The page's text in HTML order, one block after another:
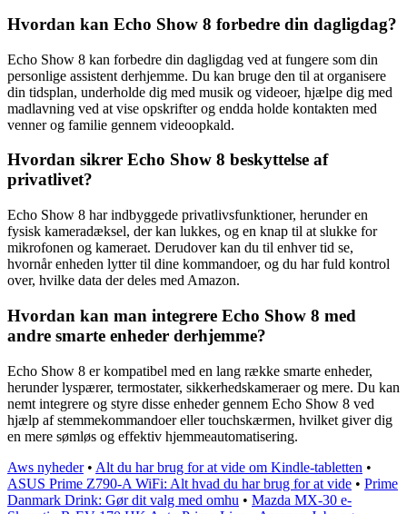
Hvordan kan Echo Show 8 forbedre din dagligdag?
Echo Show 8 kan forbedre din dagligdag ved at fungere som din
personlige assistent derhjemme. Du kan bruge den til at organisere
din tidsplan, underholde dig med musik og videoer, hjælpe dig med
madlavning ved at vise opskrifter og endda holde kontakten med
venner og familie gennem videoopkald.
Hvordan sikrer Echo Show 8 beskyttelse af
privatlivet?
Echo Show 8 har indbyggede privatlivsfunktioner, herunder en
fysisk kameradæksel, der kan lukkes, og en knap til at slukke for
mikrofonen og kameraet. Derudover kan du til enhver tid se,
hvornår enheden lytter til dine kommandoer, og du har fuld kontrol
over, hvilke data der deles med Amazon.
Hvordan kan man integrere Echo Show 8 med
andre smarte enheder derhjemme?
Echo Show 8 er kompatibel med en lang række smarte enheder,
herunder lyspærer, termostater, sikkerhedskameraer og mere. Du kan
nemt integrere og styre disse enheder gennem Echo Show 8 ved
hjælp af stemmekommandoer eller touchskærmen, hvilket giver dig
en mere sømløs og effektiv hjemmeautomatisering.
Aws nyheder• Alt du har brug for at vide om Kindle-tabletten •
ASUS Prime Z790-A WiFi: Alt hvad du har brug for at vide • Prime
Danmark Drink: Gør dit valg med omhu • Mazda MX-30 e-